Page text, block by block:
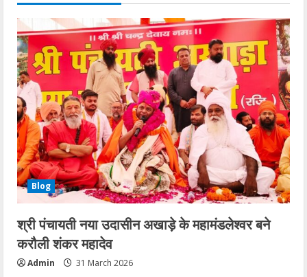
Blog
श्री पंचायती नया उदासीन अखाड़े के महामंडलेश्वर बने
करौली शंकर महादेव
Admin 31 March 2026